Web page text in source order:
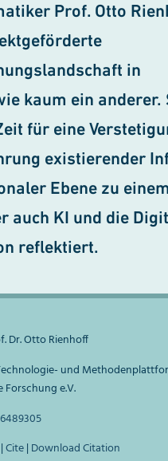
Prof. Otto
geförderte
in
kaum ein anderer.
für eine
existierender
Ebene zu
auch KI und die
reflektiert.
Dr. Otto Rienhoff
und
e.V.
|Cite| Download Citation